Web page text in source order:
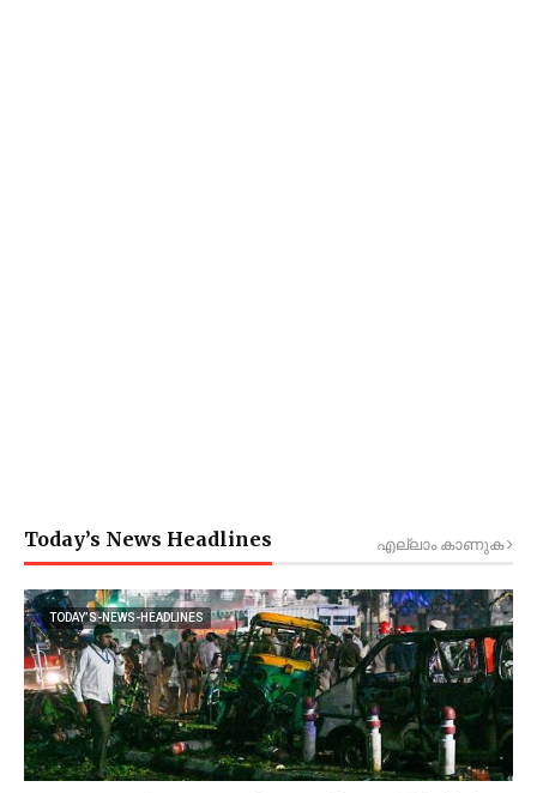
Today’s News Headlines എല്ലാം കാണുക
TODAY’S-NEWS-HEADLINES